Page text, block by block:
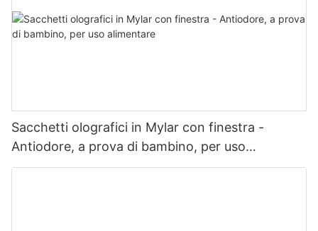
Sacchetti olografici in Mylar con finestra -
Antiodore, a prova di bambino, per uso
alimentare